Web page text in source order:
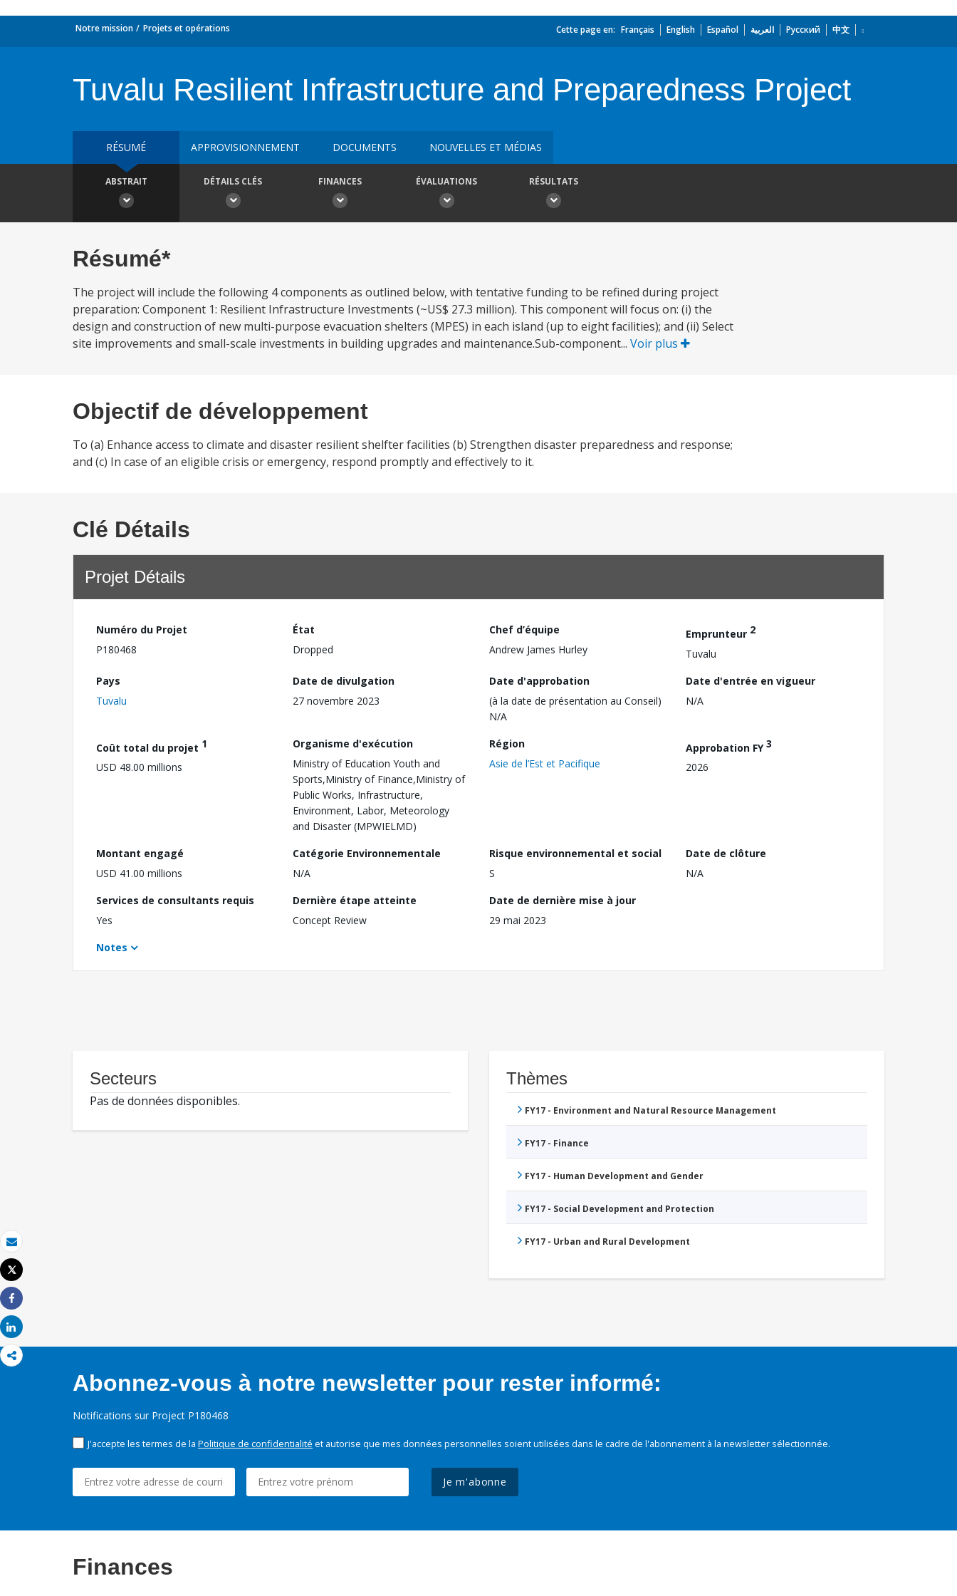
Email
Imprimer
Tweet
Share
Share
Notre mission Projets et opérations Cette page en: Français English Español العربية Русский 中文
Tuvalu Resilient Infrastructure and Preparedness Project
RÉSUMÉ APPROVISIONNEMENT DOCUMENTS NOUVELLES ET MÉDIAS
ABSTRAIT DÉTAILS CLÉS FINANCES ÉVALUATIONS RÉSULTATS
Résumé*
The project will include the following 4 components as outlined below, with tentative funding to be refined during project
preparation: Component 1: Resilient Infrastructure Investments (~US$ 27.3 million). This component will focus on: (i) the
design and construction of new multi-purpose evacuation shelters (MPES) in each island (up to eight facilities); and (ii) Select
site improvements and small-scale investments in building upgrades and maintenance.Sub-component... Voir plus
Objectif de développement
To (a) Enhance access to climate and disaster resilient shelfter facilities (b) Strengthen disaster preparedness and response;
and (c) In case of an eligible crisis or emergency, respond promptly and effectively to it.
Clé Détails
Projet Détails
Numéro du Projet
P180468
État
Dropped
Chef d’équipe
Andrew James Hurley
Emprunteur 2
Tuvalu
Pays
Tuvalu
Date de divulgation
27 novembre 2023
Date d'approbation
(à la date de présentation au Conseil)
N/A
Date d'entrée en vigueur
N/A
Coût total du projet 1
USD 48.00 millions
Organisme d'exécution
Ministry of Education Youth and
Sports,Ministry of Finance,Ministry of
Public Works, Infrastructure,
Environment, Labor, Meteorology
and Disaster (MPWIELMD)
Région
Asie de l’Est et Pacifique
Approbation FY3
2026
Montant engagé
USD 41.00 millions
Catégorie Environnementale
N/A
Risque environnemental et social
S
Date de clôture
N/A
Services de consultants requis
Yes
Dernière étape atteinte
Concept Review
Date de dernière mise à jour
29 mai 2023
Notes
Secteurs
Pas de données disponibles.
Thèmes
FY17 - Environment and Natural Resource Management
FY17 - Finance
FY17 - Human Development and Gender
FY17 - Social Development and Protection
FY17 - Urban and Rural Development
Abonnez-vous à notre newsletter pour rester informé:
Notifications sur Project P180468
J'accepte les termes de la Politique de confidentialité et autorise que mes données personnelles soient utilisées dans le cadre de l'abonnement à la newsletter sélectionnée.
Je m'abonne
Finances